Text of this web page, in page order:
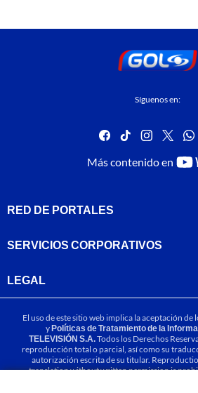
Síguenos en:
facebook
tiktok
Más contenido en
RED DE PORTALES
SERVICIOS CORPORATIVOS
LEGAL
El uso de este sitio web implica la aceptación de
yPolíticas de Tratamiento de la
TELEVISIÓN S.A.Todos los Derechos
reproducción total o parcial, así como su
autorización escrita de su titular.
translation without written permission is